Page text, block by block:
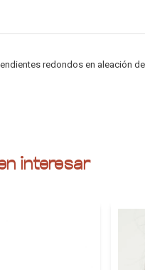
redondos en aleación
interesar